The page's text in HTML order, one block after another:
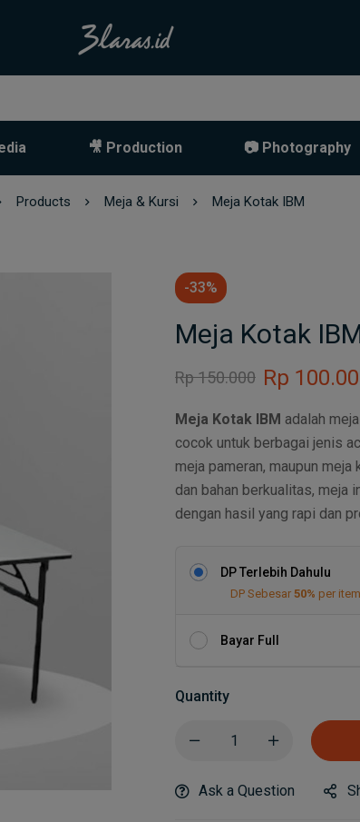
🎥 Production 📷 Photography
Products Meja & Kursi Meja Kotak IBM
-33%
Meja Kotak
Rp150.000 Rp
Meja Kotak IBM adalah
cocok untuk berbagai jenis
meja pameran, maupun meja
dan bahan berkualitas, meja
dengan hasil yang rapi dan
DP Terlebih Dahulu
DP Sebesar 50% per item
Bayar Full
Quantity
Ask a Question